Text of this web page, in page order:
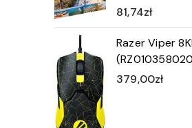
81,74zł
Razer Viper
379,00zł